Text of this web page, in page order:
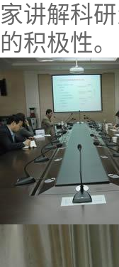
家讲解科
的积极性